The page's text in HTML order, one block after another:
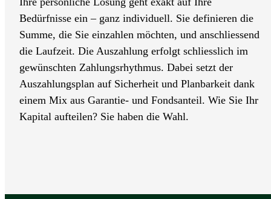
Bedürfnisse ein – ganz individuell. Sie definieren die
Summe, die Sie einzahlen möchten, und anschliessend
die Laufzeit. Die Auszahlung erfolgt schliesslich im
gewünschten Zahlungs­rhythmus. Dabei setzt der
Auszahlungsplan auf Sicher­heit und Plan­bar­keit dank
einem Mix aus Garantie- und Fonds­anteil. Wie Sie Ihr
Kapital aufteilen? Sie haben die Wahl.